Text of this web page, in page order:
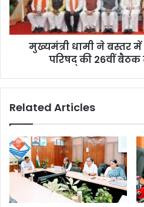
मुख्यमंत्री धामी ने बस्तर में
परिषद् की 26वीं बैठक
Related Articles